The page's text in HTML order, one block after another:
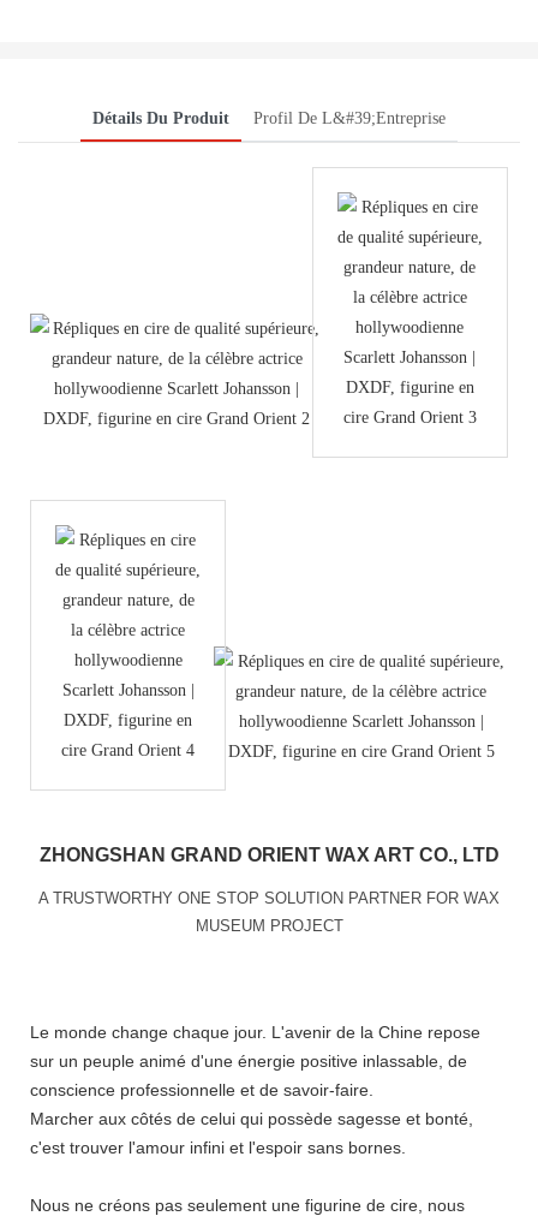
Détails Du Produit Profil De L&#39;entreprise
ZHONGSHAN GRAND ORIENT WAX ART CO., LTD
A TRUSTWORTHY ONE STOP SOLUTION PARTNER FOR WAX
MUSEUM PROJECT
Le monde change chaque jour. L'avenir de la Chine repose
sur un peuple animé d'une énergie positive inlassable, de
conscience professionnelle et de savoir-faire.
Marcher aux côtés de celui qui possède sagesse et bonté,
c'est trouver l'amour infini et l'espoir sans bornes.
Nous ne créons pas seulement une figurine de cire, nous